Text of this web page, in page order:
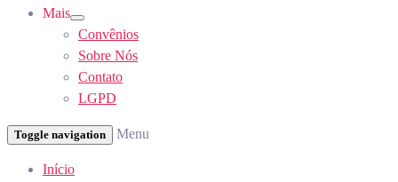
Mais
Show
sub
menu
Convênios
Sobre Nós
Contato
LGPD
Toggle navigation Menu
Início